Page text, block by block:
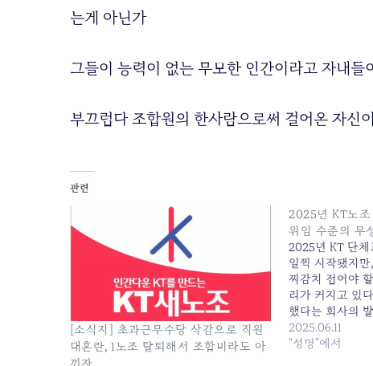
는게 아닌가
그들이 능력이 없는 무모한 인간이라고 자내
부끄럽다 조합원의 한사람으로써 걸어온 자신이
관련
[소식지] 초과근무수당 삭감으로 직원
대혼란, 1노조 탈퇴해서 조합비라도 아
2025년 KT노조
위임 수준의 무
2025년 KT 단
일찍 시작됐지
찌감치 접어야
리가 커지고 있
했다는 회사의
의 6.3%임금인
보다 낮은 인상
2025.06.11
"성명"에서